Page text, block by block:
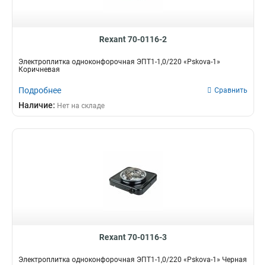
Rexant 70-0116-2
Электроплитка одноконфорочная ЭПТ1-1,0/220 «Pskova-1»
Коричневая
Подробнее Сравнить
Наличие: Нет на складе
Rexant 70-0116-3
Электроплитка одноконфорочная ЭПТ1-1,0/220 «Pskova-1» Черная